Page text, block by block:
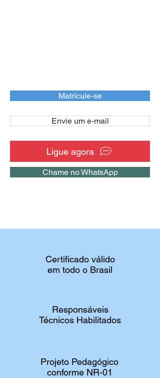
Matricule-se
Envie um e-mail
Ligue agora
Chame no WhatsApp
Certificado válido
em todo o Brasil
Responsáveis
Técnicos Habilitados
Projeto Pedagógico
conforme NR-01